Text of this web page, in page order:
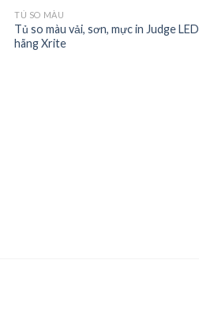
TỦ SO MÀU
Tủ so màu vải, sơn, mực in Judge LED
hãng Xrite